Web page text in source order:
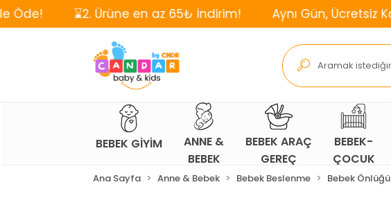
⌛2. Ürüne en az 65₺ İndirim! Aynı Gün, Ücretsiz Kargo!
BEBEK GİYİM
ANNE &
BEBEK
BEBEK ARAÇ
GEREÇ
BEBEK-
ÇOCUK
ODASI
Ana Sayfa Anne & Bebek Bebek Beslenme Bebek Önlüğü